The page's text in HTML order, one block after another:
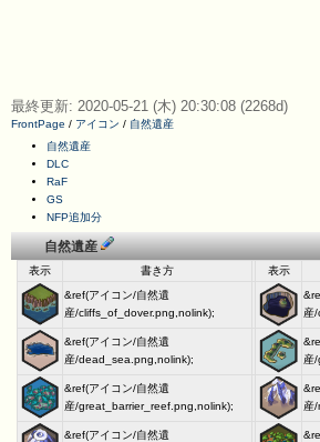
最終更新: 2020-05-21 (木) 20:30:08 (2268d)
FrontPage / アイコン / 自然遺産
自然遺産
DLC
RaF
GS
NFP追加分
自然遺産
表示 書き方 表示
&ref(アイコン/自然遺
産/cliffs_of_dover.png,nolink);
産
&ref(アイコン/自然遺
産/dead_sea.png,nolink);
産
&ref(アイコン/自然遺
産/great_barrier_reef.png,nolink);
産
&ref(アイコン/自然遺